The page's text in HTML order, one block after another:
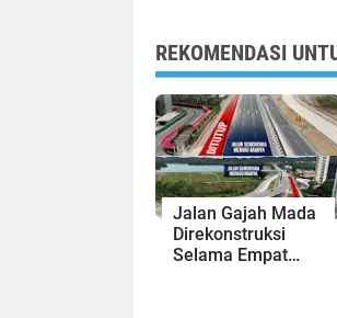
REKOMENDASI
Jalan Gajah Mada
Direkonstruksi
Selama Empat